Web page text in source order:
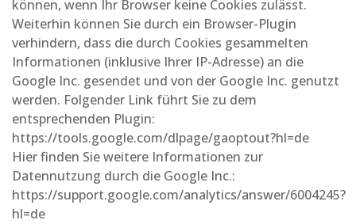
können, wenn Ihr Browser keine Cookies zulässt.
Weiterhin können Sie durch ein Browser-Plugin
verhindern, dass die durch Cookies gesammelten
Informationen (inklusive Ihrer IP-Adresse) an die
Google Inc. gesendet und von der Google Inc. genutzt
werden. Folgender Link führt Sie zu dem
entsprechenden Plugin:
https://tools.google.com/dlpage/gaoptout?hl=de
Hier finden Sie weitere Informationen zur
Datennutzung durch die Google Inc.:
https://support.google.com/analytics/answer/6004245?
hl=de